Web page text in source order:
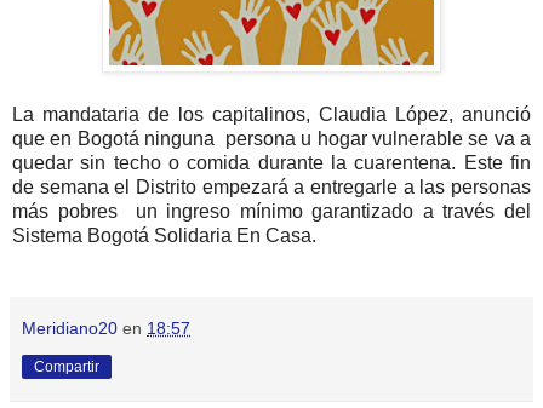
La mandataria de los capitalinos, Claudia López, anunció
que en Bogotá ninguna persona u hogar vulnerable se va a
quedar sin techo o comida durante la cuarentena. Este fin
de semana el Distrito empezará a entregarle a las personas
más pobres un ingreso mínimo garantizado a través del
Sistema Bogotá Solidaria En Casa.
Meridiano20 en 18:57
Compartir